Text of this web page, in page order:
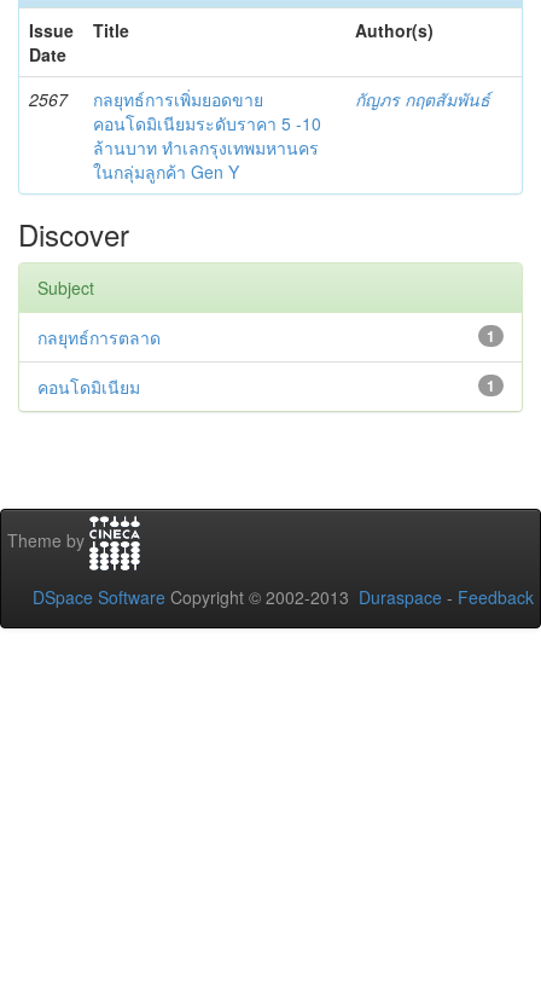
Issue
Date
Title Author(s)
2567
กลยุทธ์การเพิ่มยอดขาย
คอนโดมิเนียมระดับราคา 5 -10
ล้านบาท ทำเลกรุงเทพมหานคร
ในกลุ่มลูกค้า Gen Y
กัญภร กฤตสัมพันธ์
Discover
Subject
1
กลยุทธ์การตลาด
1
คอนโดมิเนียม
Theme by
DSpace Software Copyright © 2002-2013 Duraspace - Feedback